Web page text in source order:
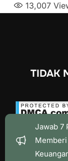
13,007
TIDAK
Jawab 7